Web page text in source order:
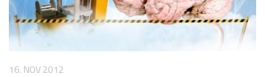
16. NOV 2012